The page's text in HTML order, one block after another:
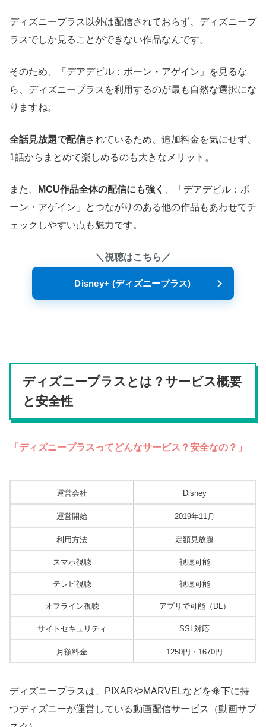
ディズニープラス以外は配信されておらず、ディズニープ
ラスでしか見ることができない作品なんです。
そのため、「デアデビル：ボーン・アゲイン」を見るな
ら、ディズニープラスを利用するのが最も自然な選択にな
りますね。
全話見放題で配信されているため、追加料金を気にせず、
1話からまとめて楽しめるのも大きなメリット。
また、 MCU作品全体の配信にも強く
、「デアデビル：ボ
ーン・アゲイン」とつながりのある他の作品もあわせてチ
ェックしやすい点も魅力です。
＼視聴はこちら／
Disney+ (ディズニープラス)
ディズニープラスとは？サービス概要
と安全性
「ディズニープラスってどんなサービス？安全なの？」
運営会社 Disney
運営開始 2019年11月
利用方法 定額見放題
スマホ視聴 視聴可能
テレビ視聴 視聴可能
オフライン視聴 アプリで可能（DL）
サイトセキュリティ SSL対応
月額料金 1250円・1670円
ディズニープラスは、PIXARやMARVELなどを傘下に持
つディズニーが運営している動画配信サービス（動画サブ